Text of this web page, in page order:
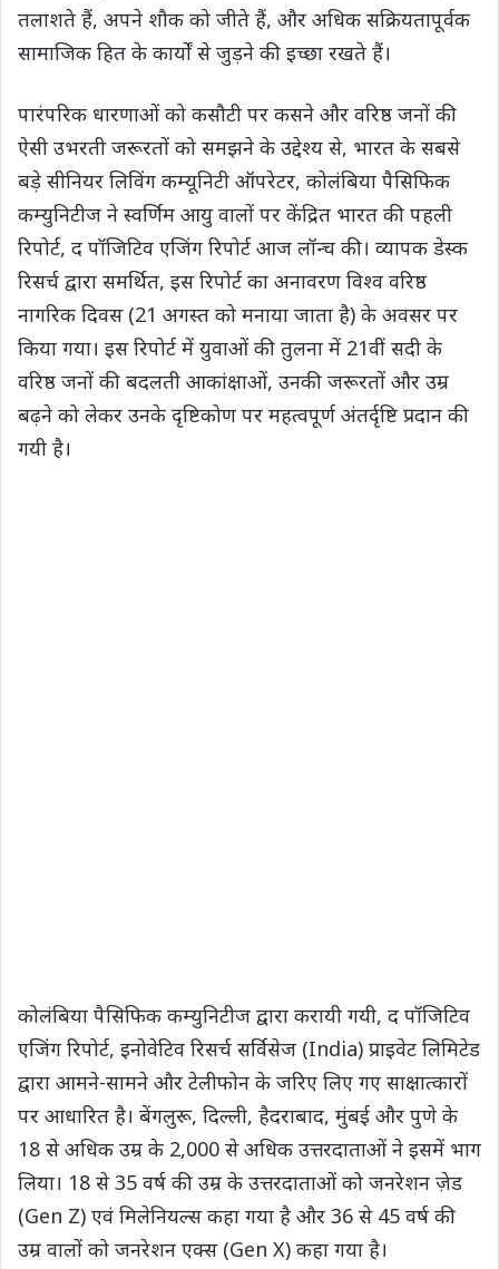
तलाशते हैं, अपने शौक को जीते हैं, और अधिक सक्रियतापूर्वक
सामाजिक हित के कार्यों से जुड़ने की इच्छा रखते हैं।
पारंपरिक धारणाओं को कसौटी पर कसने और वरिष्ठ जनों की
ऐसी उभरती जरूरतों को समझने के उद्देश्य से, भारत के सबसे
बड़े सीनियर लिविंग कम्यूनिटी ऑपरेटर, कोलंबिया पैसिफिक
कम्युनिटीज ने स्वर्णिम आयु वालों पर केंद्रित भारत की पहली
रिपोर्ट, द पॉजिटिव एजिंग रिपोर्ट आज लॉन्च की। व्यापक डेस्क
रिसर्च द्वारा समर्थित, इस रिपोर्ट का अनावरण विश्व वरिष्ठ
नागरिक दिवस (21 अगस्त को मनाया जाता है) के अवसर पर
किया गया। इस रिपोर्ट में युवाओं की तुलना में 21वीं सदी के
वरिष्ठ जनों की बदलती आकांक्षाओं, उनकी जरूरतों और उम्र
बढ़ने को लेकर उनके दृष्टिकोण पर महत्वपूर्ण अंतर्दृष्टि प्रदान की
गयी है।
कोलंबिया पैसिफिक कम्युनिटीज द्वारा करायी गयी, द पॉजिटिव
एजिंग रिपोर्ट, इनोवेटिव रिसर्च सर्विसेज (India) प्राइवेट लिमिटेड
द्वारा आमने-सामने और टेलीफोन के जरिए लिए गए साक्षात्कारों
पर आधारित है। बेंगलुरू, दिल्ली, हैदराबाद, मुंबई और पुणे के
18 से अधिक उम्र के 2,000 से अधिक उत्तरदाताओं ने इसमें भाग
लिया। 18 से 35 वर्ष की उम्र के उत्तरदाताओं को जनरेशन ज़ेड
(Gen Z) एवं मिलेनियल्स कहा गया है और 36 से 45 वर्ष की
उम्र वालों को जनरेशन एक्स (Gen X) कहा गया है।